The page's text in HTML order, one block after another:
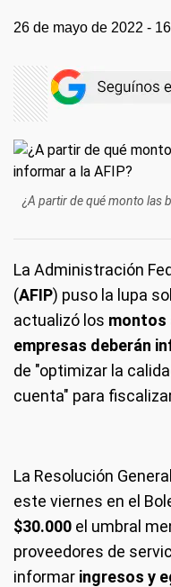
26 de mayo de 2022 -
¿A partir de qué monto las
La Administración
(AFIP) puso la lupa
actualizó los montos
empresas deberán
de "optimizar la
cuenta" para
La Resolución
este viernes en el
$30.000 el umbral
proveedores de
informar ingresos y